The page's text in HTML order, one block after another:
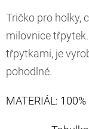
Tričko pro holky,
milovnice
třpytkami, je
pohodlné.
MATERIÁL: